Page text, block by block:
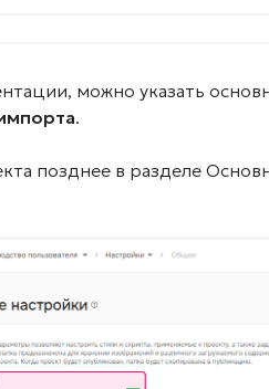
можно указать
.
позднее в разделе